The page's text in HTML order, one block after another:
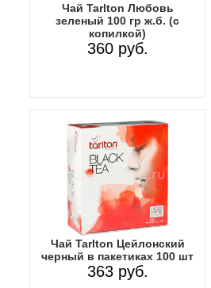
Чай Tarlton Любовь
зеленый 100 гр ж.б. (с
копилкой)
360 руб.
Чай Tarlton Цейлонский
черный в пакетиках 100 шт
363 руб.